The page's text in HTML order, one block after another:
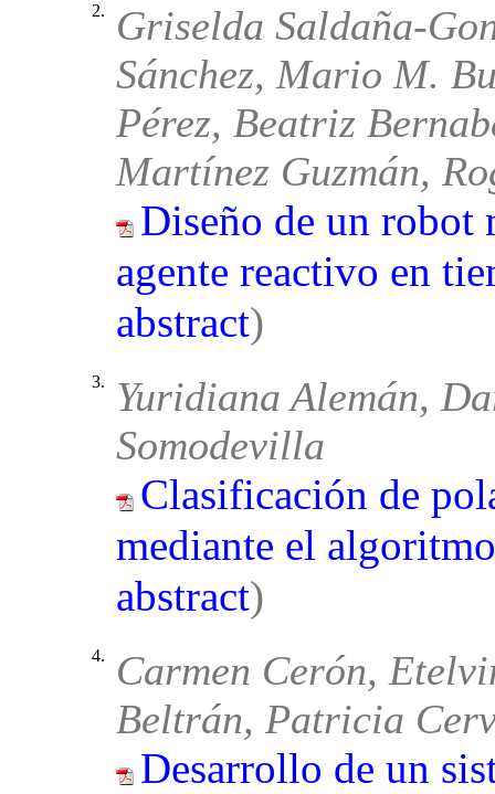
2.
Griselda Saldaña-
Sánchez, Mario M.
Pérez, Beatriz
Martínez Guzmán,
Diseño de un
agente reactivo en
abstract)
3.
Yuridiana Alemán,
Somodevilla
Clasificación de
mediante el
abstract)
4.
Carmen Cerón,
Beltrán, Patricia
Desarrollo de un